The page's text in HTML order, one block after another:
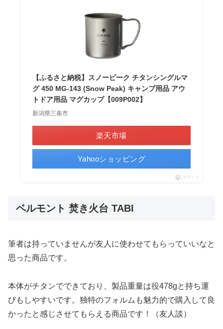
【ふるさと納税】スノーピーク チタンシングルマ
グ 450 MG-143 (Snow Peak) キャンプ用品 アウ
トドア用品 マグカップ【009P002】
新潟県三条市
楽天市場
Yahooショッピング
ポチップ
ベルモント 焚き火台 TABI
筆者は持っていませんが友人に使わせてもらっていいなと
思った商品です。
本体がチタンでできており、製品重量は役478gと持ち運
びもしやすいです。独特のフォルムも魅力的で購入して良
かったと感じさせてもらえる商品です！（友人談）